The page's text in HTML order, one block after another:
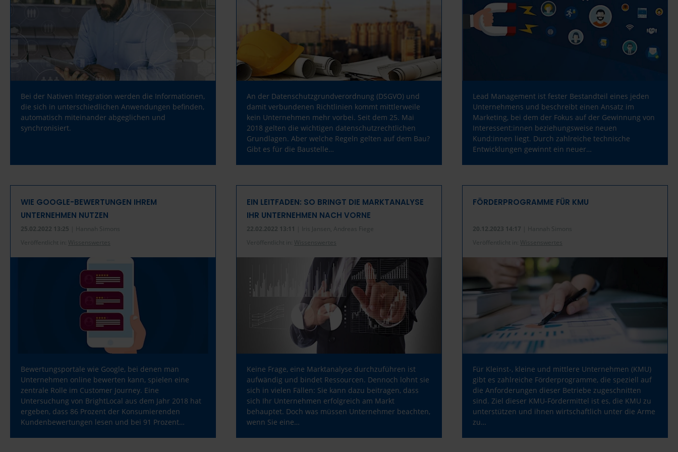
Bei der Nativen Integration werden die Informationen,
die sich in unterschiedlichen Anwendungen befinden,
automatisch miteinander abgeglichen und
synchronisiert.
An der Datenschutzgrundverordnung (DSGVO) und
damit verbundenen Richtlinien kommt mittlerweile
kein Unternehmen mehr vorbei. Seit dem 25. Mai
2018 gelten die wichtigen datenschutzrechtlichen
Grundlagen. Aber welche Regeln gelten auf dem Bau?
Gibt es für die Baustelle…
Lead Management ist fester Bestandteil eines jeden
Unternehmens und beschreibt einen Ansatz im
Marketing, bei dem der Fokus auf der Gewinnung von
Interessent:innen beziehungsweise neuen
Kund:innen liegt. Durch zahlreiche technische
Entwicklungen gewinnt ein neuer…
WIE GOOGLE-BEWERTUNGEN IHREM
UNTERNEHMEN NUTZEN
25.02.2022 13:25
| Hannah Simons
Veröffentlicht in: Wissenswertes
Bewertungsportale wie Google, bei denen man
Unternehmen online bewerten kann, spielen eine
zentrale Rolle im Customer Journey. Eine
Untersuchung von BrightLocal aus dem Jahr 2018 hat
ergeben, dass 86 Prozent der Konsumierenden
Kundenbewertungen lesen und bei 91 Prozent…
EIN LEITFADEN: SO BRINGT DIE MARKTANALYSE
IHR UNTERNEHMEN NACH VORNE
22.02.2022 13:11
| Iris Jansen, Andreas Fiege
Veröffentlicht in: Wissenswertes
Keine Frage, eine Marktanalyse durchzuführen ist
aufwändig und bindet Ressourcen. Dennoch lohnt sie
sich in vielen Fällen: Sie kann dazu beitragen, dass
sich Ihr Unternehmen erfolgreich am Markt
behauptet. Doch was müssen Unternehmer beachten,
wenn Sie eine…
FÖRDERPROGRAMME FÜR KMU
20.12.2023 14:17
| Hannah Simons
Veröffentlicht in: Wissenswertes
Für Kleinst-, kleine und mittlere Unternehmen (KMU)
gibt es zahlreiche Förderprogramme, die speziell auf
die Anforderungen dieser Betriebe zugeschnitten
sind. Ziel dieser KMU-Fördermittel ist es, die KMU zu
unterstützen und ihnen wirtschaftlich unter die Arme
zu…